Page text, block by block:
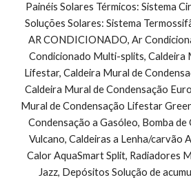
Painéis Solares Térmicos: Sistema
Soluções Solares: Sistema
AR CONDICIONADO, Ar
Condicionado Multi-splits, Caldeira
Lifestar, Caldeira Mural de
Caldeira Mural de Condensação
Mural de Condensação Lifestar
Condensação a Gasóleo, Bomba de
Vulcano, Caldeiras a Lenha/carvão
Calor AquaSmart Split, Radiadores
Jazz, Depósitos Solução de